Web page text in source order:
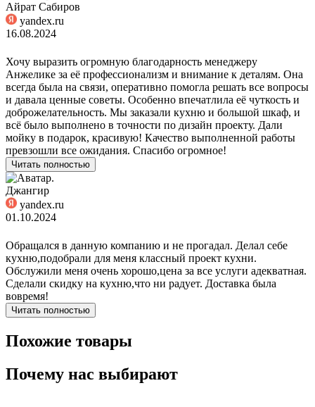
Айрат Сабиров
yandex.ru
16.08.2024
Хочу выразить огромную благодарность менеджеру
Анжелике за её профессионализм и внимание к деталям. Она
всегда была на связи, оперативно помогла решать все вопросы
и давала ценные советы. Особенно впечатлила её чуткость и
доброжелательность. Мы заказали кухню и большой шкаф, и
всё было выполнено в точности по дизайн проекту. Дали
мойку в подарок, красивую! Качество выполненной работы
превзошли все ожидания. Спасибо огромное!
Читать полностью
Джангир
yandex.ru
01.10.2024
Обращался в данную компанию и не прогадал. Делал себе
кухню,подобрали для меня классный проект кухни.
Обслужили меня очень хорошо,цена за все услуги адекватная.
Сделали скидку на кухню,что ни радует. Доставка была
вовремя!
Читать полностью
Похожие товары
Почему нас выбирают